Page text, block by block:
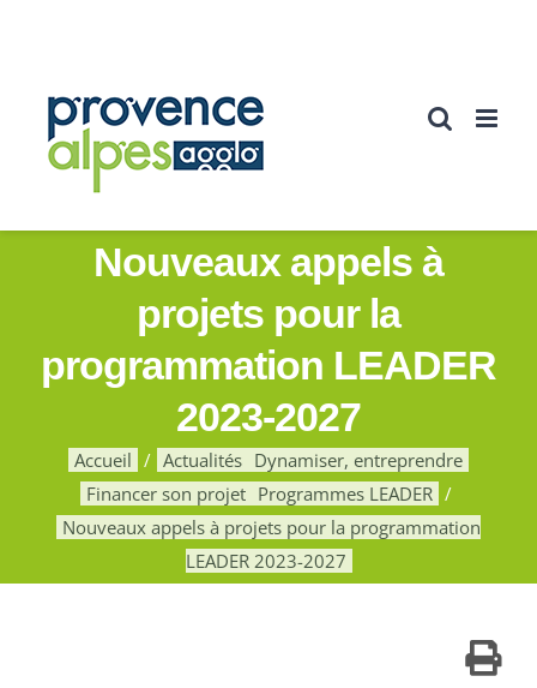
Nouveaux appels à
projets pour la
programmation LEADER
2023-2027
Accueil Actualités Dynamiser, entreprendre
Financer son projet Programmes LEADER
Nouveaux appels à projets pour la programmation
LEADER 2023-2027